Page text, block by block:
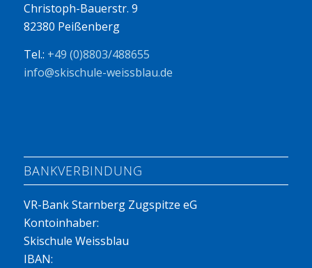
Christoph-Bauerstr. 9
82380 Peißenberg
Tel.: +49 (0)8803/488655
info@skischule-weissblau.de
BANKVERBINDUNG
VR-Bank Starnberg Zugspitze eG
Kontoinhaber:
Skischule Weissblau
IBAN: